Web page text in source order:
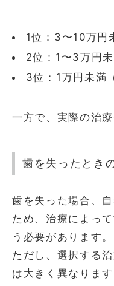
1位：3〜10万円
2位：1〜3万円
3位：1万円未満
一方で、実際の治
歯を失ったとき
歯を失った場合、
ため、治療によっ
う必要があります。
ただし、選択する
は大きく異なります